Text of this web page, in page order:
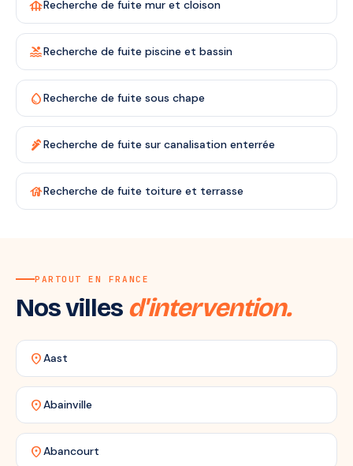
foundationRecherche de fuite mur et cloison
poolRecherche de fuite piscine et bassin
water_dropRecherche de fuite sous chape
plumbingRecherche de fuite sur canalisation enterrée
houseRecherche de fuite toiture et terrasse
PARTOUT EN FRANCE
Nos villes d'intervention.
location_onAast
location_onAbainville
location_onAbancourt